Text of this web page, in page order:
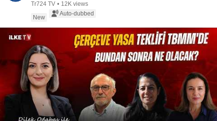
Tr724 TV • 12K views
New
Auto-dubbed